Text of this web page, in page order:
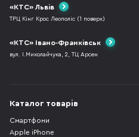
«КТС» Львів
ТРЦ Кінг Крос Леополіс (1 поверх)
«КТС» Івано-Франківськ
вул. І.Миколайчука, 2, ТЦ Арсен
Каталог товарів
Смартфони
Apple iPhone